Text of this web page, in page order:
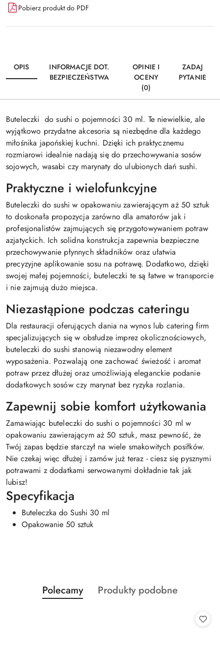
Pobierz produkt do PDF
OPIS
INFORMACJE DOT.
BEZPIECZEŃSTWA
OPINIE I
OCENY
(0)
ZADAJ
PYTANIE
Buteleczki do sushi o pojemności 30 ml. Te niewielkie, ale
wyjątkowo przydatne akcesoria są niezbędne dla każdego
miłośnika japońskiej kuchni. Dzięki ich praktycznemu
rozmiarowi idealnie nadają się do przechowywania sosów
sojowych, wasabi czy marynaty do ulubionych dań sushi.
Praktyczne i wielofunkcyjne
Buteleczki do sushi w opakowaniu zawierającym aż 50 sztuk
to doskonała propozycja zarówno dla amatorów jak i
profesjonalistów zajmujących się przygotowywaniem potraw
azjatyckich. Ich solidna konstrukcja zapewnia bezpieczne
przechowywanie płynnych składników oraz ułatwia
precyzyjne aplikowanie sosu na potrawę. Dodatkowo, dzięki
swojej małej pojemności, buteleczki te są łatwe w transporcie
i nie zajmują dużo miejsca.
Niezastąpione podczas cateringu
Dla restauracji oferujących dania na wynos lub catering firm
specjalizujących się w obsłudze imprez okolicznościowych,
buteleczki do sushi stanowią niezawodny element
wyposażenia. Pozwalają one zachować świeżość i aromat
potraw przez dłużej oraz umożliwiają eleganckie podanie
dodatkowych sosów czy marynat bez ryzyka rozlania.
Zapewnij sobie komfort użytkowania
Zamawiając buteleczki do sushi o pojemności 30 ml w
opakowaniu zawierającym aż 50 sztuk, masz pewność, że
Twój zapas będzie starczył na wiele smakowitych posiłków.
Nie czekaj więc dłużej i zamów już teraz - ciesz się pysznymi
potrawami z dodatkami serwowanymi dokładnie tak jak
lubisz!
Specyfikacja
Buteleczka do Sushi 30 ml
Opakowanie 50 sztuk
Pomiń karuzelę produktów
Produkty
o
Polecamy
Produkty
Produkty podobne